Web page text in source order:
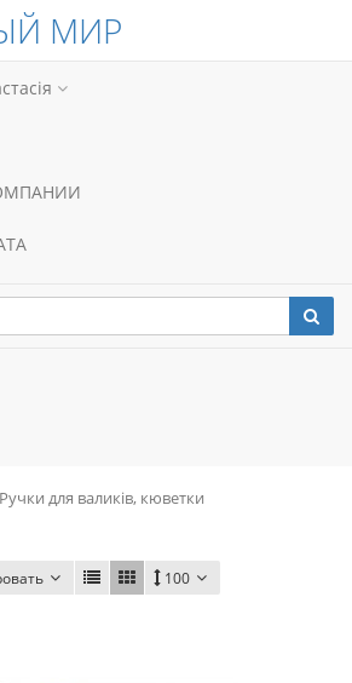
МИР
Ручки для валиків, кюветки
100